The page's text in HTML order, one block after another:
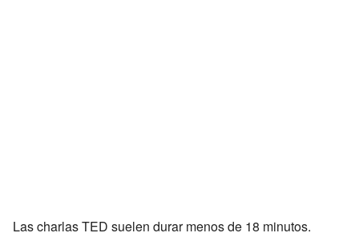
Las charlas TED suelen durar menos de 18 minutos.